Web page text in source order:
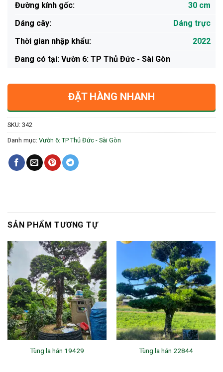
Đường kính gốc:
30 cm
Dáng cây:
Dáng trực
Thời gian nhập khẩu:
2022
Ðang có tại: Vườn 6: TP Thủ Đức - Sài Gòn
ĐẶT HÀNG NHANH
SKU: 342
Danh mục: Vườn 6: TP Thủ Đức - Sài Gòn
SẢN PHẨM TƯƠNG TỰ
Tùng la hán 19429 Tùng la hán 22844